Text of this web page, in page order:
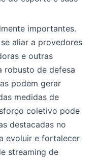
importantes.
aliar a provedores
e outras
robusto de defesa
podem gerar
medidas de
coletivo pode
destacadas no
evoluir e fortalecer
streaming de